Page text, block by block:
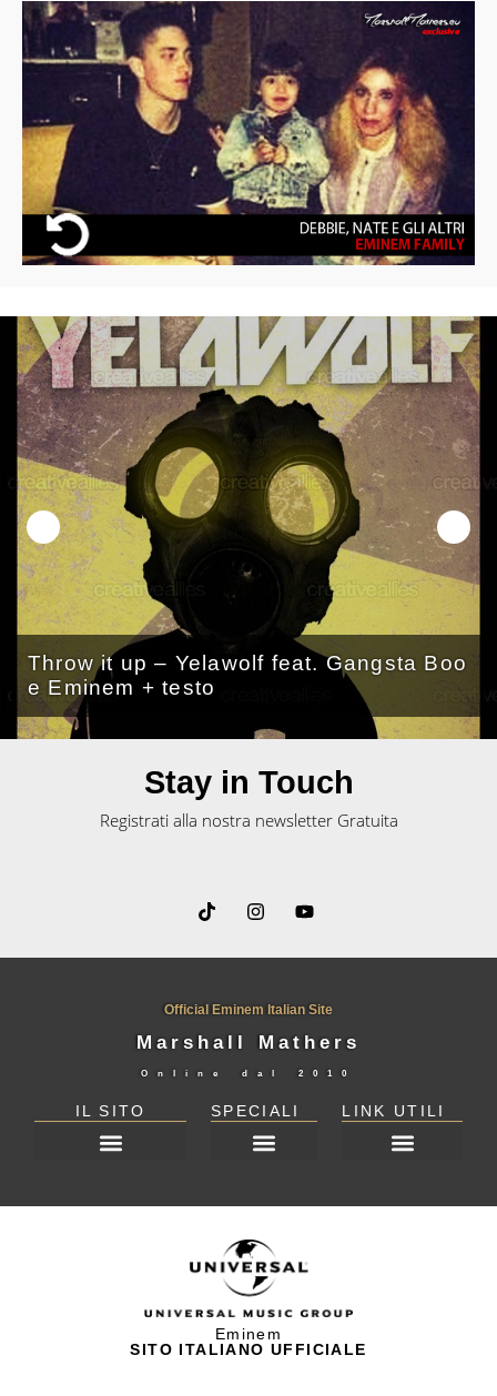
Throw it up – Yelawolf feat. Gangsta Boo
e Eminem + testo
Stay in Touch
Registrati alla nostra newsletter Gratuita
Official Eminem Italian Site
Marshall Mathers
Online dal 2010
IL SITO SPECIALI LINK UTILI
Eminem
SITO ITALIANO UFFICIALE